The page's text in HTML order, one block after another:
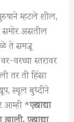
म्हटले शील,
असतील
ते समजू
वरच्या स्तरावर
तर ती हिंसा
स्थूल बुध्दीने
*एखाद्या